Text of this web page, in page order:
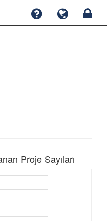
Proje Sayıları